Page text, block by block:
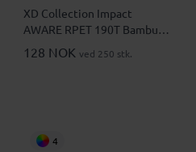
XD Collection Impact
AWARE RPET 190T Bambus
20,5" Mini Sammenleggbar
Paraply
128 NOK ved 250 stk.
4